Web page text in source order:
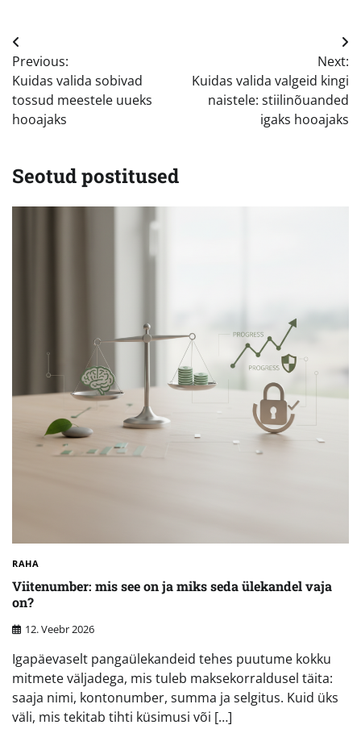
Navigeerimine
Previous:
Kuidas valida sobivad
tossud meestele uueks
hooajaks
Next:
Kuidas valida valgeid kingi
naistele: stiilinõuanded
igaks hooajaks
Seotud postitused
RAHA
Viitenumber: mis see on ja miks seda ülekandel vaja
on?
12. Veebr 2026
Igapäevaselt pangaülekandeid tehes puutume kokku
mitmete väljadega, mis tuleb maksekorraldusel täita:
saaja nimi, kontonumber, summa ja selgitus. Kuid üks
väli, mis tekitab tihti küsimusi või […]